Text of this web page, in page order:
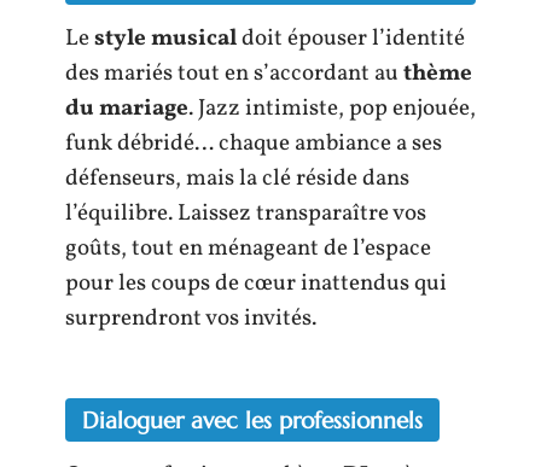
Lestyle musicaldoit épouser l’identité
des mariés tout en s’accordant authème
du mariage. Jazz intimiste, pop enjouée,
funk débridé… chaque ambiance a ses
défenseurs, mais la clé réside dans
l’équilibre. Laissez transparaître vos
goûts, tout en ménageant de l’espace
pour les coups de cœur inattendus qui
surprendront vos invités.
Dialoguer avec les professionnels